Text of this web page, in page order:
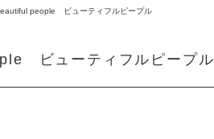
people ビューティフルピープル
ビューティフルピープル